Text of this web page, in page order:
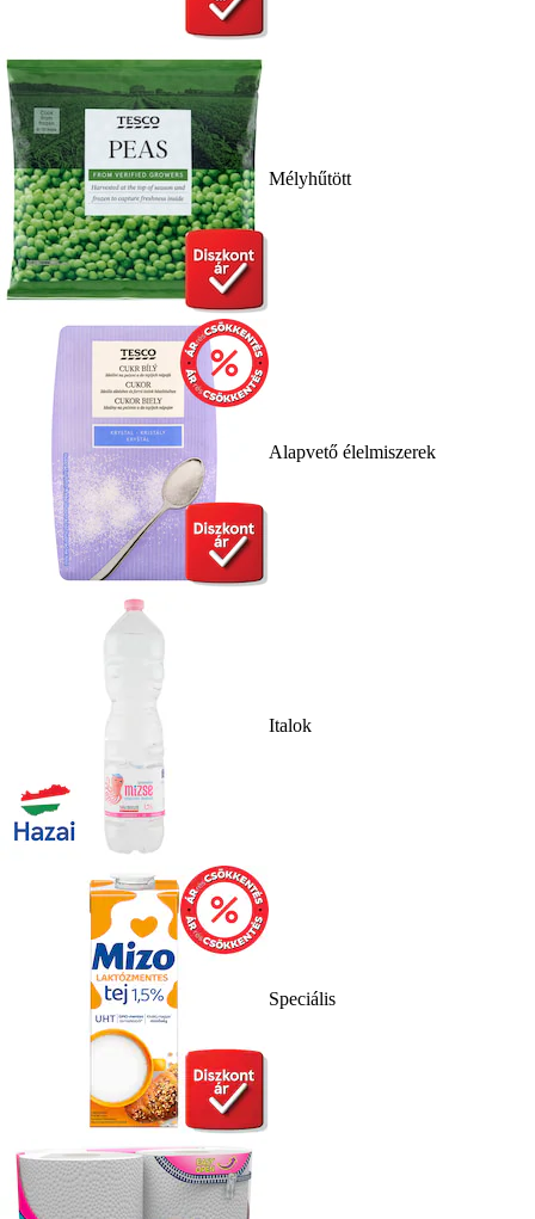
Mélyhűtött
Alapvető élelmiszerek
Italok
Speciális